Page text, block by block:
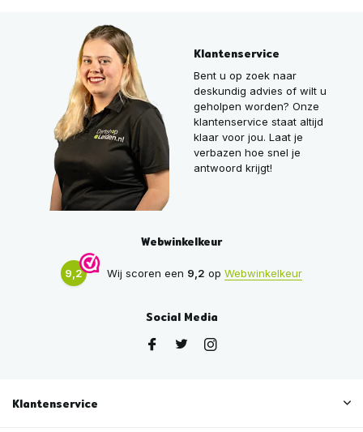
Klantenservice
Bent u op zoek naar
deskundig advies of wilt u
geholpen worden? Onze
klantenservice staat altijd
klaar voor jou. Laat je
verbazen hoe snel je
antwoord krijgt!
Webwinkelkeur
9,2 Wij scoren een 9,2 op Webwinkelkeur
Social Media
Klantenservice